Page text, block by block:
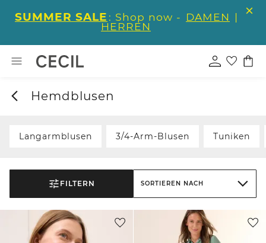
SUMMER SALE : Shop now - DAMEN |
HERREN
Hemdblusen
Langarmblusen 3/4-Arm-Blusen Tuniken
FILTERN SORTIEREN NACH